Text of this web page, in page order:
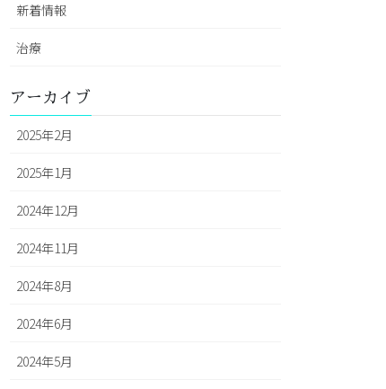
新着情報
治療
アーカイブ
2025年2月
2025年1月
2024年12月
2024年11月
2024年8月
2024年6月
2024年5月